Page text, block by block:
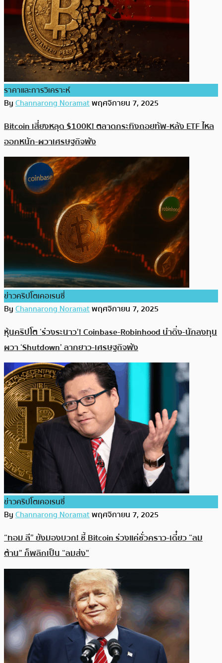
ราคาและการวิเคราะห์
ByChannarong Noramatพฤศจิกายน 7, 2025
Bitcoin เสี่ยงหลุด $100K! ตลาดกระทิงถอยทัพ-หลัง ETF ไหล
ออกหนัก-ผวาเศรษฐกิจพัง
ข่าวคริปโตเคอเรนซี่
ByChannarong Noramatพฤศจิกายน 7, 2025
หุ้นคริปโต ‘ร่วงระนาว’! Coinbase-Robinhood นำดิ่ง-นักลงทุน
ผวา ‘Shutdown’ ลากยาว-เศรษฐกิจพัง
ข่าวคริปโตเคอเรนซี่
ByChannarong Noramatพฤศจิกายน 7, 2025
“ทอม ลี” ยังมองบวก! ชี้ Bitcoin ร่วงแค่ชั่วคราว-เดี๋ยว “ลม
ต้าน” ก็พลิกเป็น “ลมส่ง”